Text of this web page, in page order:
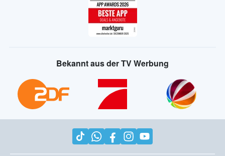
Bekannt aus der TV Werbung